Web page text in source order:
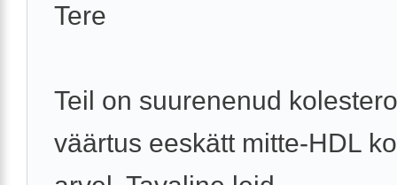
Tere
Teil on suurenenud
väärtus eeskätt mitte-HDL